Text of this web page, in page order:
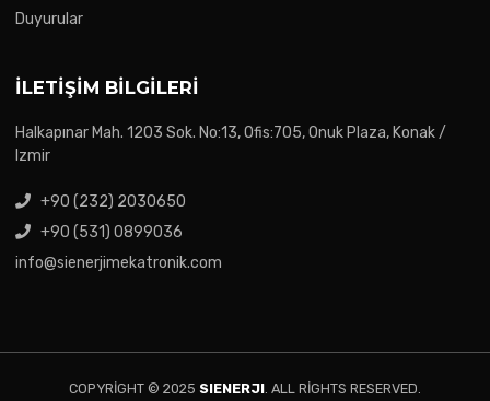
Duyurular
İLETIŞIM BILGILERI
Halkapınar Mah. 1203 Sok. No:13, Ofis:705, Onuk Plaza, Konak /
Izmir
+90 (232) 2030650
+90 (531) 0899036
info@sienerjimekatronik.com
COPYRIGHT © 2025 SIENERJI. ALL RIGHTS RESERVED.